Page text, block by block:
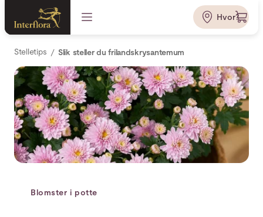
Hvor?
Stelletips Slik steller du frilandskrysantemum
Blomster i potte